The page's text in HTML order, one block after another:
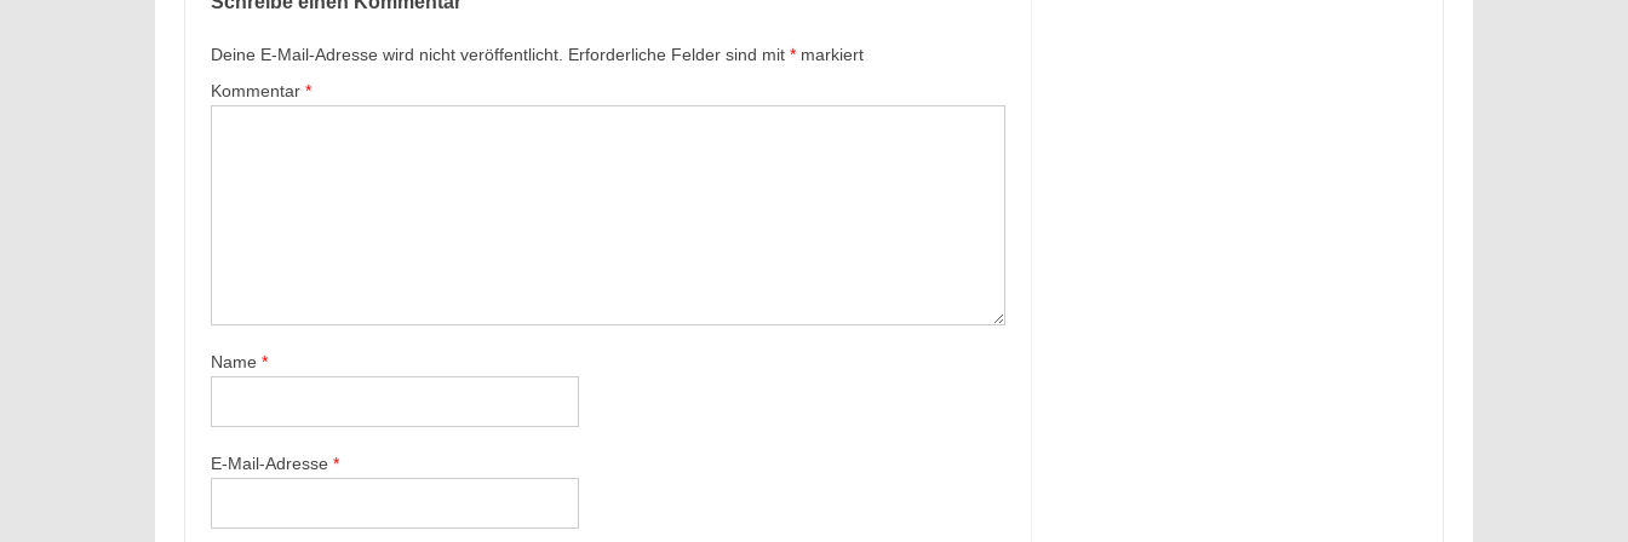
Deine E-Mail-Adresse wird nicht veröffentlicht. Erforderliche Felder sind mit *markiert
Kommentar *
Name *
E-Mail-Adresse *